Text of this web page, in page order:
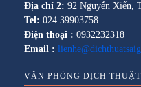
Địa chỉ 2: 92 Nguyễn Xiển,
Tel: 024.39903758
Điện thoại : 0932232318
Email :
VĂN PHÒNG DỊCH